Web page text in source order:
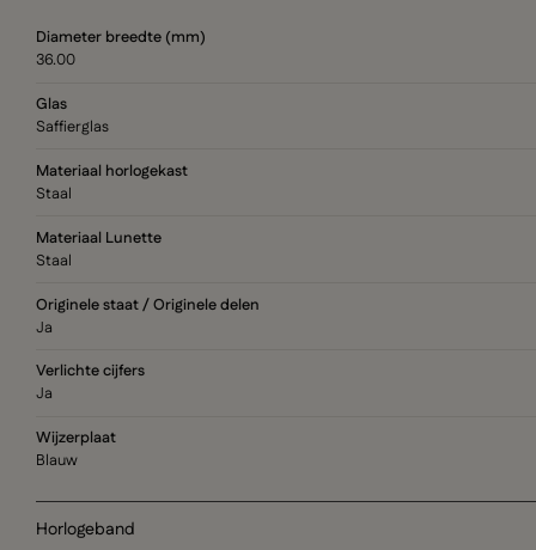
Diameter breedte (mm)
36.00
Glas
Saffierglas
Materiaal horlogekast
Staal
Materiaal Lunette
Staal
Originele staat / Originele delen
Ja
Verlichte cijfers
Ja
Wijzerplaat
Blauw
Horlogeband